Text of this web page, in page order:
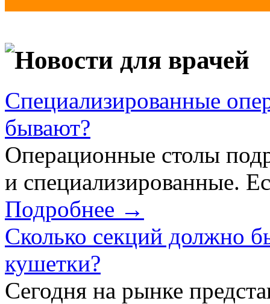
Новости для врачей
Специализированные
бывают?
Операционные столы
и специализированные.
Подробнее →
Сколько секций должно
кушетки?
Сегодня на рынке